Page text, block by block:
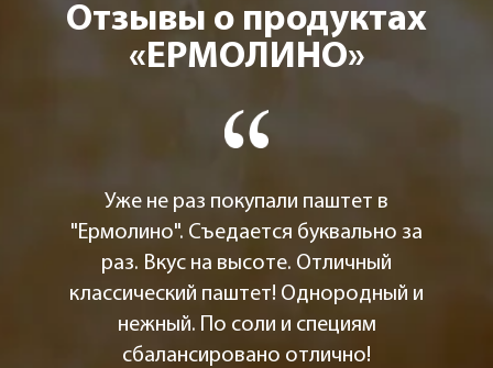
Отзывы о продуктах
«ЕРМОЛИНО»
Уже не раз покупали паштет в
"Ермолино". Съедается буквально за
раз. Вкус на высоте. Отличный
классический паштет! Однородный и
нежный. По соли и специям
сбалансировано отлично!